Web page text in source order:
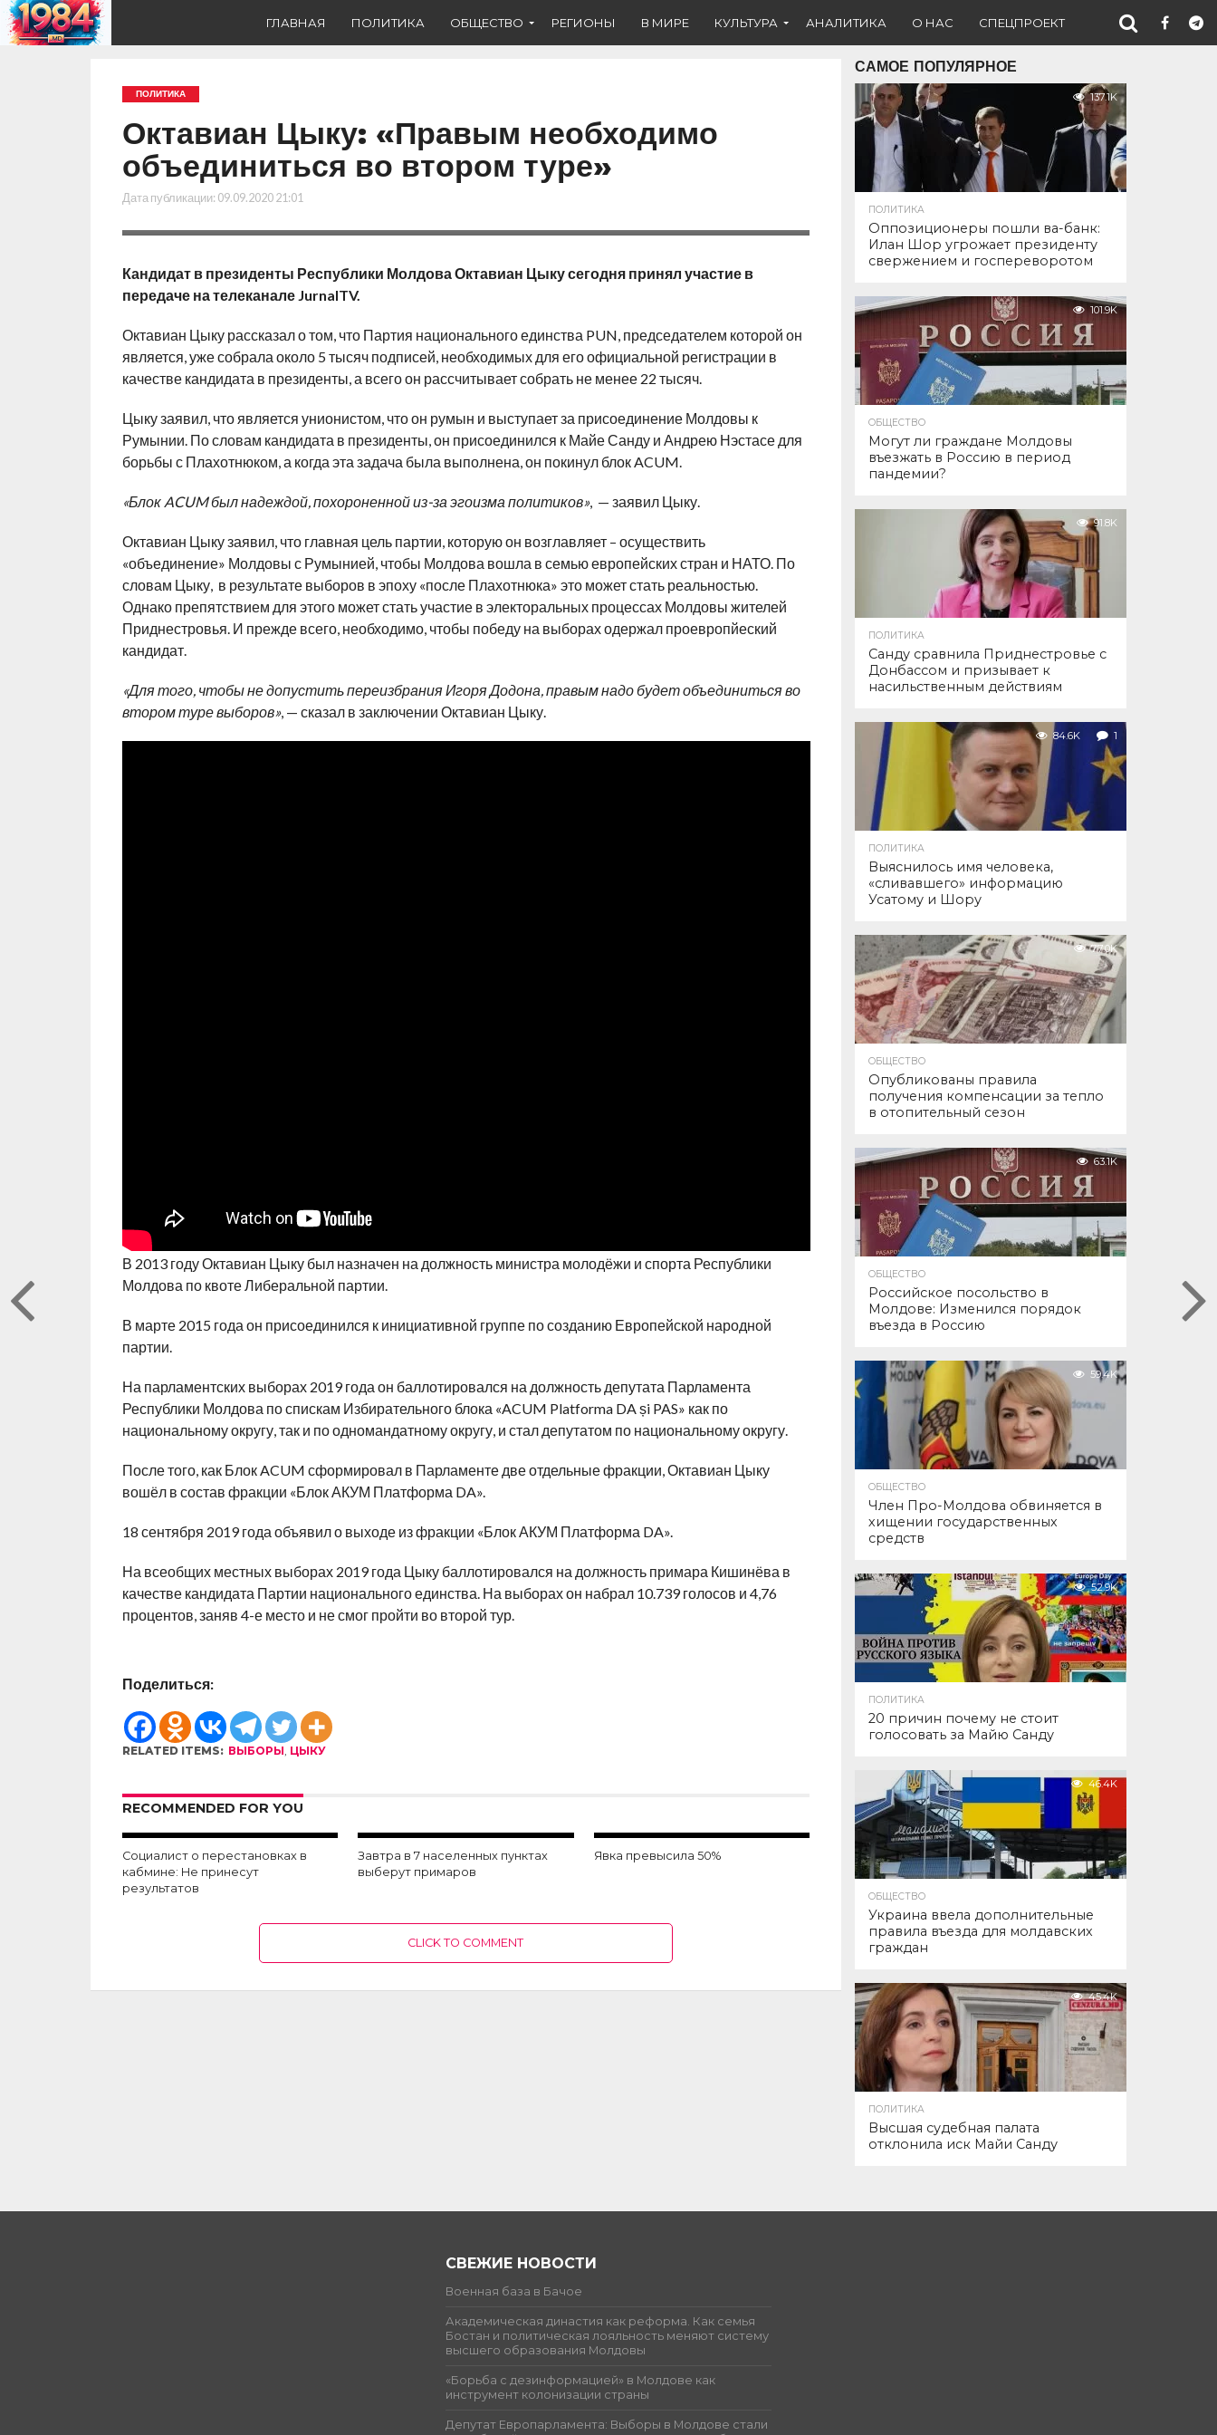
ГЛАВНАЯ ПОЛИТИКА ОБЩЕСТВО РЕГИОНЫ В МИРЕ КУЛЬТУРА АНАЛИТИКА О НАС СПЕЦПРОЕКТ
ПОЛИТИКА
Октавиан Цыку: «Правым необходимо
объединиться во втором туре»
Дата публикации: 09.09.2020 21:01
Кандидат в президенты Республики Молдова Октавиан Цыку сегодня принял участие в
передаче на телеканале JurnalTV.
Октавиан Цыку рассказал о том, что Партия национального единства PUN, председателем которой он
является, уже собрала около 5 тысяч подписей, необходимых для его официальной регистрации в
качестве кандидата в президенты, а всего он рассчитывает собрать не менее 22 тысяч.
Цыку заявил, что является унионистом, что он румын и выступает за присоединение Молдовы к
Румынии. По словам кандидата в президенты, он присоединился к Майе Санду и Андрею Нэстасе для
борьбы с Плахотнюком, а когда эта задача была выполнена, он покинул блок ACUM.
«Блок ACUM был надеждой, похороненной из-за эгоизма политиков», — заявил Цыку.
Октавиан Цыку заявил, что главная цель партии, которую он возглавляет – осуществить
«объединение» Молдовы с Румынией, чтобы Молдова вошла в семью европейских стран и НАТО. По
словам Цыку, в результате выборов в эпоху «после Плахотнюка» это может стать реальностью.
Однако препятствием для этого может стать участие в электоральных процессах Молдовы жителей
Приднестровья. И прежде всего, необходимо, чтобы победу на выборах одержал проевропйеский
кандидат.
«Для того, чтобы не допустить переизбрания Игоря Додона, правым надо будет объединиться во
втором туре выборов», — сказал в заключении Октавиан Цыку.
В 2013 году Октавиан Цыку был назначен на должность министра молодёжи и спорта Республики
Молдова по квоте Либеральной партии.
В марте 2015 года он присоединился к инициативной группе по созданию Европейской народной
партии.
На парламентских выборах 2019 года он баллотировался на должность депутата Парламента
Республики Молдова по спискам Избирательного блока «ACUM Platforma DA și PAS» как по
национальному округу, так и по одномандатному округу, и стал депутатом по национальному округу.
После того, как Блок ACUM сформировал в Парламенте две отдельные фракции, Октавиан Цыку
вошёл в состав фракции «Блок АКУМ Платформа DA».
18 сентября 2019 года объявил о выходе из фракции «Блок АКУМ Платформа DA».
На всеобщих местных выборах 2019 года Цыку баллотировался на должность примара Кишинёва в
качестве кандидата Партии национального единства. На выборах он набрал 10.739 голосов и 4,76
процентов, заняв 4-е место и не смог пройти во второй тур.
Поделиться:
RELATED ITEMS: ВЫБОРЫ, ЦЫКУ
RECOMMENDED FOR YOU
Социалист о перестановках в
кабмине: Не принесут
результатов
Завтра в 7 населенных пунктах
выберут примаров
Явка превысила 50%
CLICK TO COMMENT
САМОЕ ПОПУЛЯРНОЕ
137.1K
ПОЛИТИКА
Оппозиционеры пошли ва-банк:
Илан Шор угрожает президенту
свержением и госпереворотом
101.9K
ОБЩЕСТВО
Могут ли граждане Молдовы
въезжать в Россию в период
пандемии?
91.8K
ПОЛИТИКА
Санду сравнила Приднестровье с
Донбассом и призывает к
насильственным действиям
84.6K 1
ПОЛИТИКА
Выяснилось имя человека,
«сливавшего» информацию
Усатому и Шору
77.0K
ОБЩЕСТВО
Опубликованы правила
получения компенсации за тепло
в отопительный сезон
63.1K
ОБЩЕСТВО
Российское посольство в
Молдове: Изменился порядок
въезда в Россию
59.4K
ОБЩЕСТВО
Член Про-Молдова обвиняется в
хищении государственных
средств
52.9K
ПОЛИТИКА
20 причин почему не стоит
голосовать за Майю Санду
46.4K
ОБЩЕСТВО
Украина ввела дополнительные
правила въезда для молдавских
граждан
45.4K
ПОЛИТИКА
Высшая судебная палата
отклонила иск Майи Санду
СВЕЖИЕ НОВОСТИ
Военная база в Бачое
Академическая династия как реформа. Как семья
Бостан и политическая лояльность меняют систему
высшего образования Молдовы
«Борьба с дезинформацией» в Молдове как
инструмент колонизации страны
Депутат Европарламента: Выборы в Молдове стали